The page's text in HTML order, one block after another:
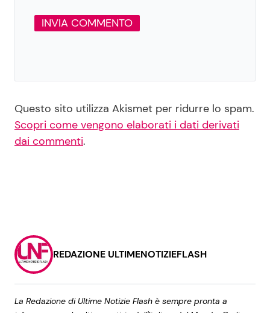
Questo sito utilizza Akismet per ridurre lo spam.
Scopri come vengono elaborati i dati derivati
dai commenti.
REDAZIONE ULTIMENOTIZIEFLASH
La Redazione di Ultime Notizie Flash è sempre pronta a